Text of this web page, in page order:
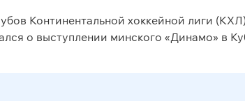
Континентальной хоккейной лиги
о выступлении минского «Динамо» в